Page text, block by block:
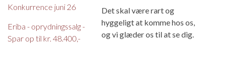
Konkurrence juni 26
Eriba - oprydningssalg -
Spar op til kr. 48.400,-
Det skal være rart og
hyggeligt at komme hos os,
og vi glæder os til at se dig.